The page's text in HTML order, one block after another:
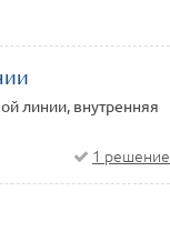
линии, внутренняя
1 решение